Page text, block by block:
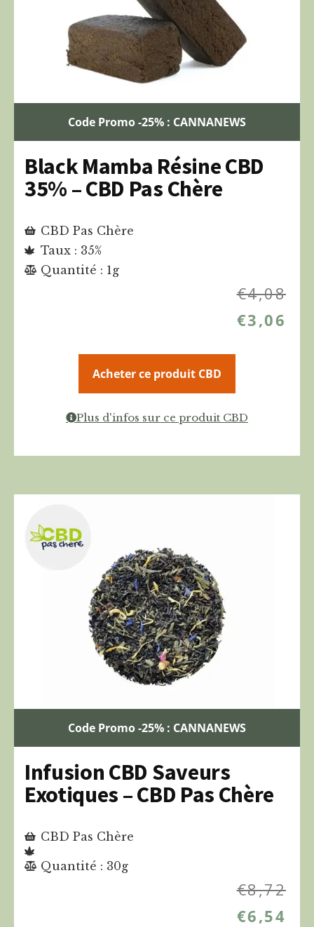
Code Promo -25% : CANNANEWS
Black Mamba Résine CBD
35% – CBD Pas Chère
CBD Pas Chère
Taux : 35%
Quantité : 1g
€4,08
€3,06
Acheter ce produit CBD
Plus d'infos sur ce produit CBD
Code Promo -25% : CANNANEWS
Infusion CBD Saveurs
Exotiques – CBD Pas Chère
CBD Pas Chère
Quantité : 30g
€8,72
€6,54